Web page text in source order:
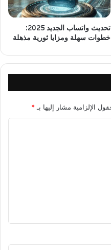
تحديث واتساب الجديد 2025:
خطوات سهلة ومزايا ثورية مذهلة
الإلزامية مشار إليها بـ *